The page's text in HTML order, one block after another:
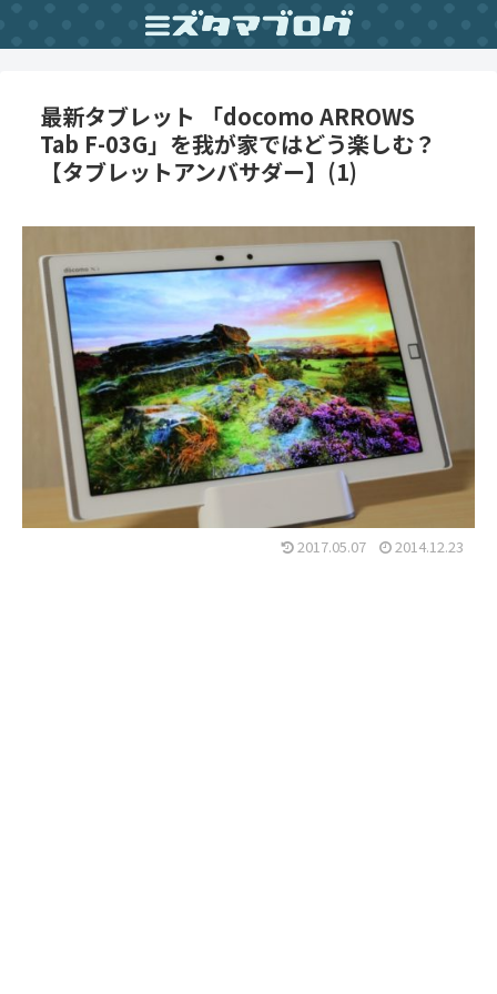
最新タブレット 「docomo ARROWS
Tab F-03G」を我が家ではどう楽しむ？
【タブレットアンバサダー】(1)
2017.05.07 2014.12.23